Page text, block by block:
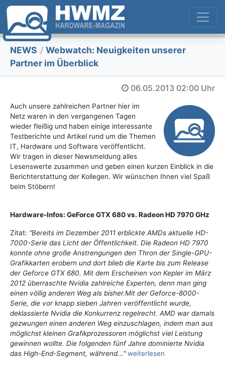
NEWS / Webwatch: Neuigkeiten unserer
Partner im Überblick
06.05.2013 02:00 Uhr
Auch unsere zahlreichen Partner hier im
Netz waren in den vergangenen Tagen
wieder fleißig und haben einige interessante
Testberichte und Artikel rund um die Themen
IT, Hardware und Software veröffentlicht.
Wir tragen in dieser Newsmeldung alles
Lesenswerte zusammen und geben einen kurzen Einblick in die
Berichterstattung der Kollegen. Wir wünschen Ihnen viel Spaß
beim Stöbern!
Hardware-Infos: GeForce GTX 680 vs. Radeon HD 7970 GHz
Zitat: "Bereits im Dezember 2011 erblickte AMDs aktuelle HD-
7000-Serie das Licht der Öffentlichkeit. Die Radeon HD 7970
konnte ohne große Anstrengungen den Thron der Single-GPU-
Grafikkarten erobern und dort blieb die Karte bis zum Release
der Geforce GTX 680. Mit dem Erscheinen von Kepler im März
2012 überraschte Nvidia zahlreiche Experten, denn man ging
einen völlig anderen Weg als bisher.Mit der Geforce-8000-
Serie, die vor knapp sieben Jahren veröffentlicht wurde,
deklassierte Nvidia die Konkurrenz regelrecht. AMD war damals
gezwungen einen anderen Weg einzuschlagen, indem man aus
möglichst kleinen Grafikprozessoren möglichst viel Leistung
gewinnen wollte. Die folgenden fünf Jahre dominierte Nvidia
das High-End-Segment, während..." weiterlesen